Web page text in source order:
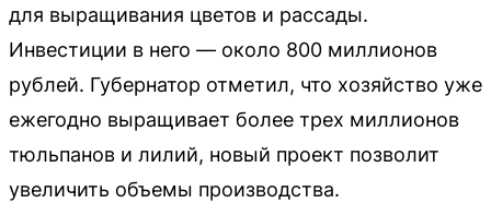
для выращивания цветов и рассады.
Инвестиции в него — около 800 миллионов
рублей. Губернатор отметил, что хозяйство уже
ежегодно выращивает более трех миллионов
тюльпанов и лилий, новый проект позволит
увеличить объемы производства.